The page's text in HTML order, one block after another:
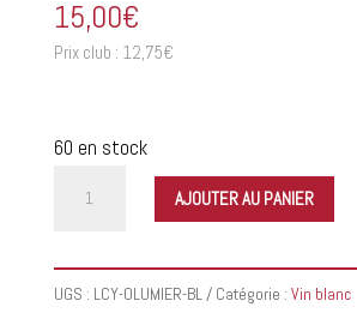
15,00€
Prix club : 12,75€
60 en stock
de
AJOUTER AU PANIER
UGS : LCY-OLUMIER-BL Catégorie : Vin blanc